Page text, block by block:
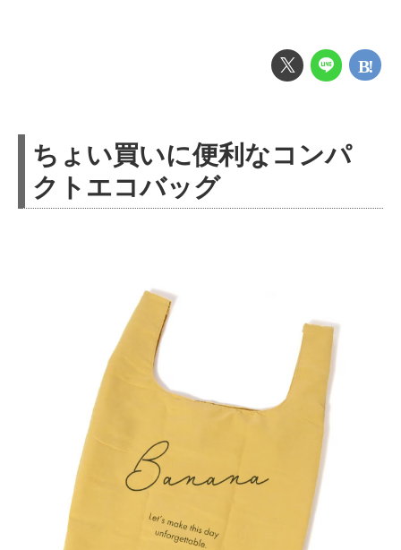
ちょい買いに便利なコンパ
クトエコバッグ